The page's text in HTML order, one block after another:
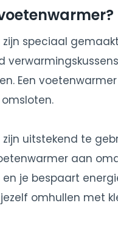
speciaal
Een
uitstekend te
aan
je bespaart
omhullen met